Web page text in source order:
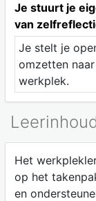
Je stuurt je
van
Je stelt je
omzetten
werkplek.
Het
op het
en